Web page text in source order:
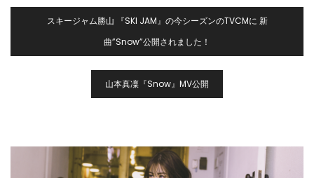
ン
スキージャム勝山 『SKI JAM』の今シーズンのTVCMに 新
曲”Snow”公開されました！
山本真凜『Snow』MV公開